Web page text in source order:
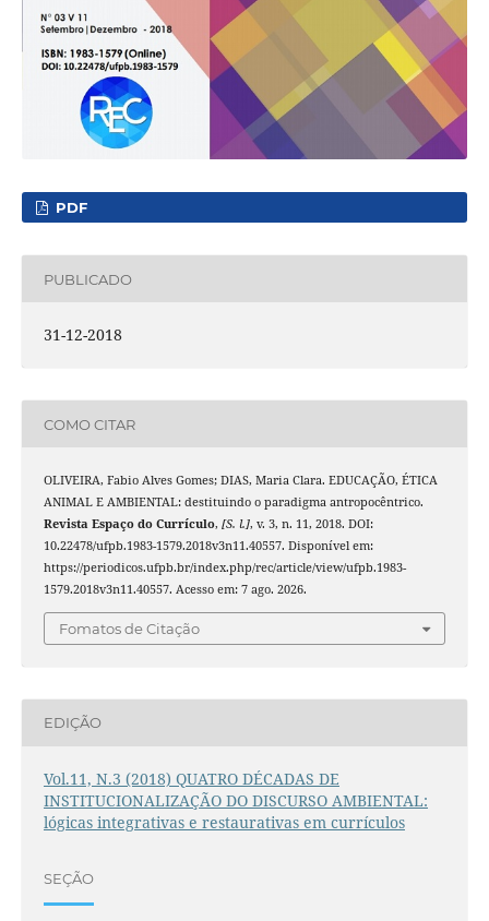
PDF
PUBLICADO
31-12-2018
COMO CITAR
OLIVEIRA, Fabio Alves Gomes; DIAS, Maria Clara. EDUCAÇÃO, ÉTICA
ANIMAL E AMBIENTAL: destituindo o paradigma antropocêntrico.
Revista Espaço do Currículo, [S. l.], v. 3, n. 11, 2018. DOI:
10.22478/ufpb.1983-1579.2018v3n11.40557. Disponível em:
https://periodicos.ufpb.br/index.php/rec/article/view/ufpb.1983-
1579.2018v3n11.40557. Acesso em: 7 ago. 2026.
Fomatos de Citação
EDIÇÃO
Vol.11, N.3 (2018) QUATRO DÉCADAS DE
INSTITUCIONALIZAÇÃO DO DISCURSO AMBIENTAL:
lógicas integrativas e restaurativas em currículos
SEÇÃO